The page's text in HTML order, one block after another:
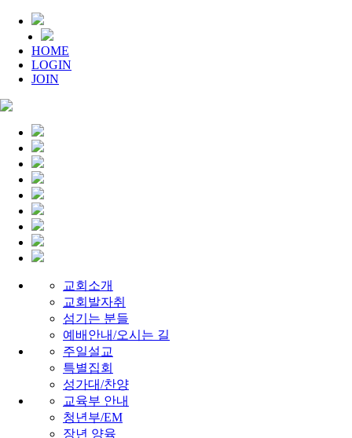
HOME
LOGIN
JOIN
교회소개
교회발자취
섬기는 분들
예배안내/오시는 길
주일설교
특별집회
성가대/찬양
교육부 안내
청년부/EM
장년 양육